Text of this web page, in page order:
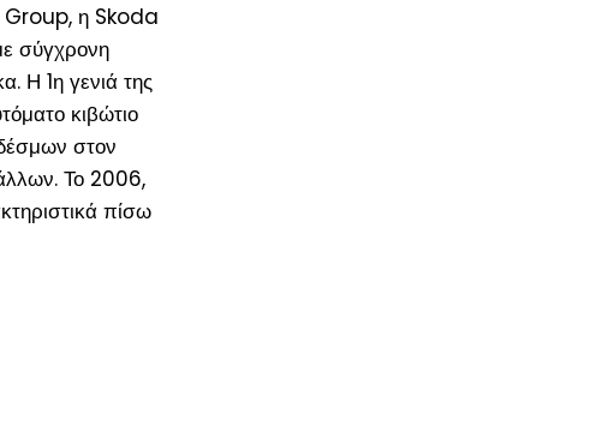
Group, η Skoda
σύγχρονη
Η 1ηγενιά της
κιβώτιο
στον
Το 2006,
πίσω